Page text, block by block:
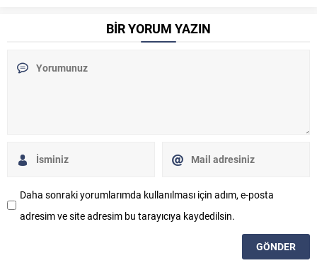
BİR YORUM YAZIN
Daha sonraki yorumlarımda kullanılması için adım, e-posta
adresim ve site adresim bu tarayıcıya kaydedilsin.